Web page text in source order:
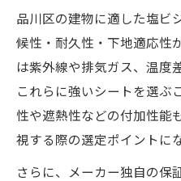
コツ
塩ビシート防水
違い
塩ビシート防水
イント
長期的コスパで比べる
塩ビシート防水
品川区の建物に適した塩ビ
候性・耐久性・下地適応性
は紫外線や排気ガス、温度
これらに強いシートを選ぶ
性や遮熱性などの付加性能
視する際の選定ポイントに
さらに、メーカー独自の保